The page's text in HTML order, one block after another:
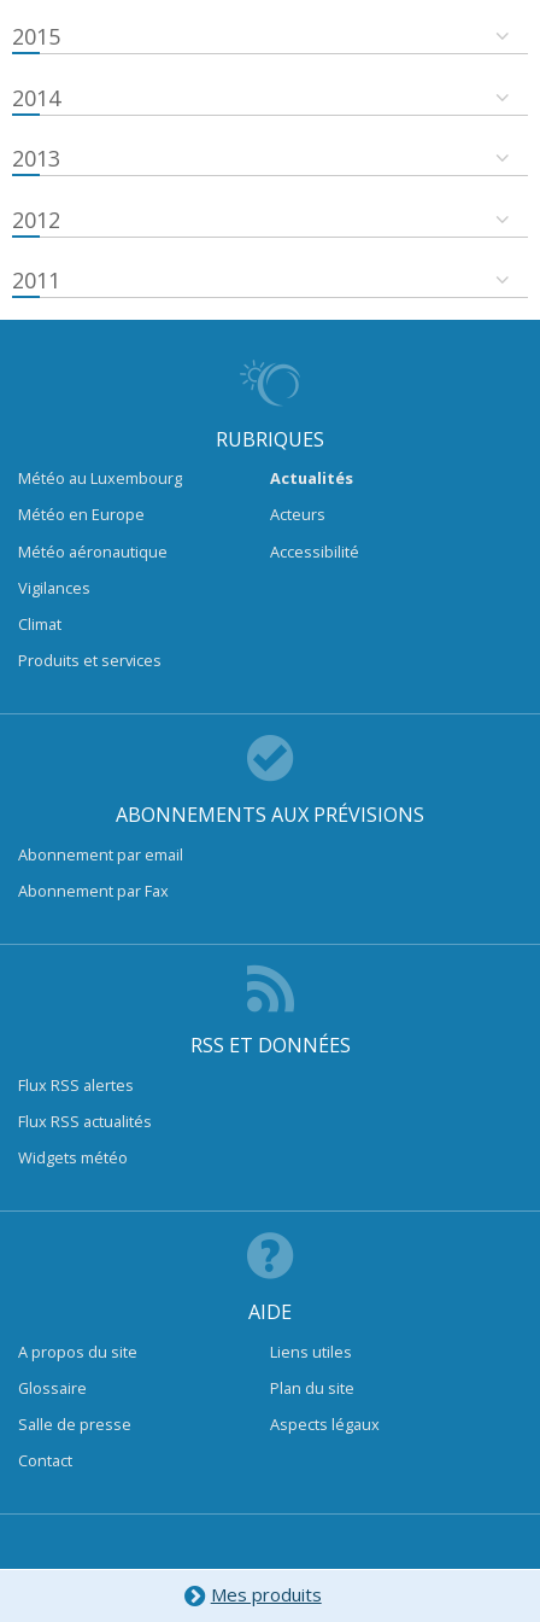
2015
2014
2013
2012
2011
RUBRIQUES
Météo au Luxembourg
Météo en Europe
Météo aéronautique
Vigilances
Climat
Produits et services
Actualités
Acteurs
Accessibilité
ABONNEMENTS AUX PRÉVISIONS
Abonnement par email
Abonnement par Fax
RSS ET DONNÉES
Flux RSS alertes
Flux RSS actualités
Widgets météo
AIDE
A propos du site
Glossaire
Salle de presse
Contact
Liens utiles
Plan du site
Aspects légaux
Mes produits